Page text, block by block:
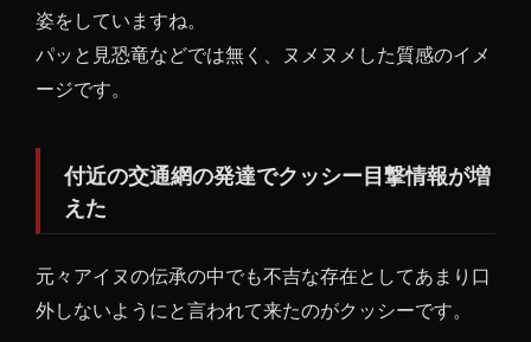
れて
いた
姿をしていますね。
パッと見恐竜などでは無く、ヌメヌメした質感のイメ
ージです。
付近の交通網の発達でクッシー目撃情報が増
えた
元々アイヌの伝承の中でも不吉な存在としてあまり口
外しないようにと言われて来たのがクッシーです。